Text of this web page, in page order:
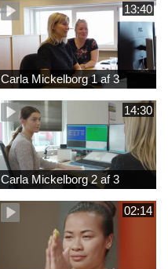
13:40
Carla Mickelborg 1 af 3
14:30
Carla Mickelborg 2 af 3
02:14